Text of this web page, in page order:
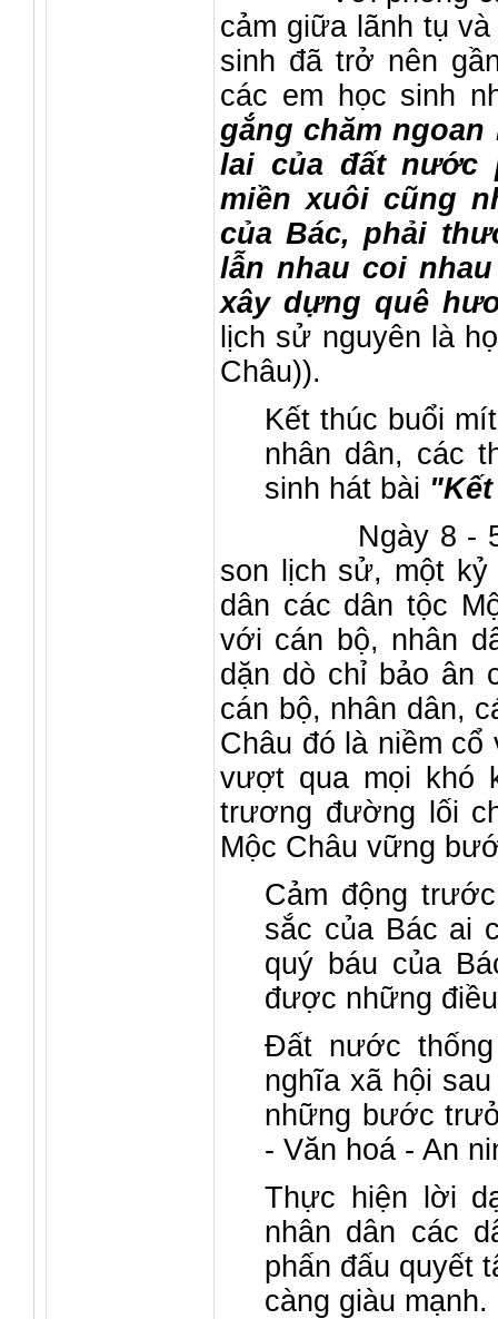
cảm giữa lãnh tụ
sinh đã trở nên
các em học sinh
gắng chăm
lai của đất nước
miền xuôi cũng
của Bác, phải
lẫn nhau coi
xây dựng quê
lịch sử nguyên là
Châu)).
Kết thúc buổi
nhân dân, các
sinh hát bài
Ngày 8 - 5 -
son lịch sử, một kỷ
dân các dân tộc
với cán bộ, nhân
dặn dò chỉ bảo ân
cán bộ, nhân dân,
Châu đó là niềm
vượt qua mọi khó
trương đường lối
Mộc Châu vững
Cảm động
sắc của Bác ai
quý báu của
được những
Đất nước
nghĩa xã hội
những bước
- Văn hoá - An
Thực hiện lời
nhân dân các
phấn đấu quyết
càng giàu mạnh.